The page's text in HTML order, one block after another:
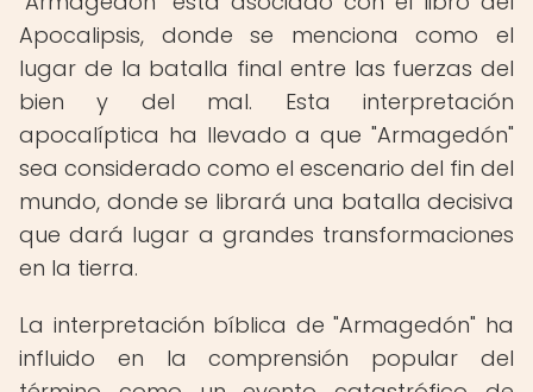
Apocalipsis, donde se menciona como el
lugar de la batalla final entre las fuerzas del
bien y del mal. Esta interpretación
apocalíptica ha llevado a que "Armagedón"
sea considerado como el escenario del fin del
mundo, donde se librará una batalla decisiva
que dará lugar a grandes transformaciones
en la tierra.
La interpretación bíblica de "Armagedón" ha
influido en la comprensión popular del